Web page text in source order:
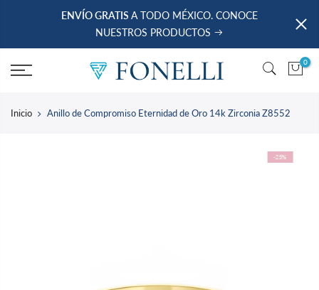
ENVÍO GRATIS A TODO MÉXICO. CONOCE
NUESTROS PRODUCTOS
0
Inicio Anillo de Compromiso Eternidad de Oro 14k Zirconia Z8552
-25%